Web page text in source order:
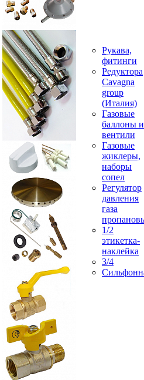
Рукава,
фитинги
Редуктора
Cavagna
group
(Италия)
Газовые
баллоны и
вентили
Газовые
жиклеры,
наборы
сопел
Регулятор
давления
газа
1/2
этикетка-
наклейка
3/4